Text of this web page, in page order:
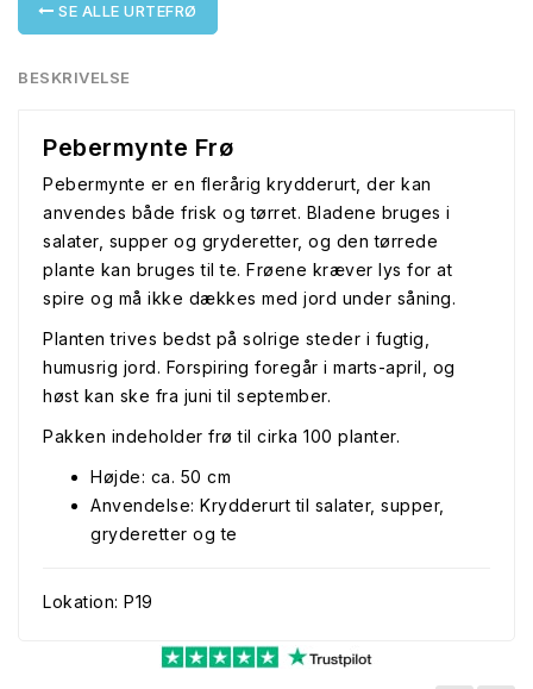
SE ALLE URTEFRØ
BESKRIVELSE
Pebermynte Frø
Pebermynte er en flerårig krydderurt, der kan
anvendes både frisk og tørret. Bladene bruges i
salater, supper og gryderetter, og den tørrede
plante kan bruges til te. Frøene kræver lys for at
spire og må ikke dækkes med jord under såning.
Planten trives bedst på solrige steder i fugtig,
humusrig jord. Forspiring foregår i marts-april, og
høst kan ske fra juni til september.
Pakken indeholder frø til cirka 100 planter.
Højde: ca. 50 cm
Anvendelse: Krydderurt til salater, supper,
gryderetter og te
Lokation: P19